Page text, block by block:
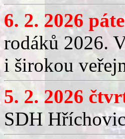
6. 2. 2026
rodáků 2026.
i širokou
5. 2. 2026
SDH